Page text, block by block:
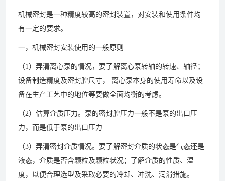
机械密封是一种精度较高的密封装置，对安装和使用条件均
有一定的要求。
一，机械密封安装使用的一般原则
（1）弄清离心泵的情况，要了解离心泵转轴的转速、轴径；
设备制造精度及密封腔尺寸， 离心泵本身的使用寿命以及设
备在生产工艺中的地位等要做全面均衡的考虑。
（2）估算介质压力。泵的密封腔压力一般不是泵的出口压
力，而是低于泵的出口压力
（3）弄清密封介质情况。要了解密封介质的状态是气态还是
液态，介质是否含颗粒及颗粒状况；了解介质的性质、温
度，以便合理选型及采取必要的冷却、冲洗、润滑措施。